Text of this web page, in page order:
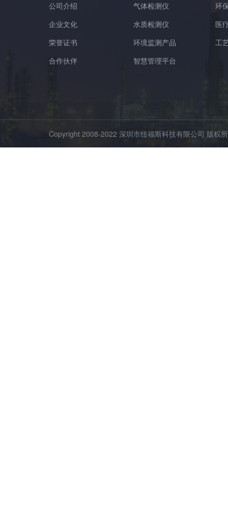
公司介绍
企业文化
荣誉证书
合作伙伴
气体检测仪
水质检测仪
环境监测产品
智慧管理平台
环
医
工
Copyright 2008-2022 深圳市纽福斯科技有限公司 版